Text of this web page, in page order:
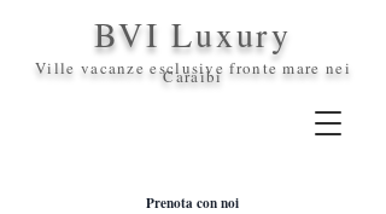
Prenota con noi
BVI Luxury
Ville vacanze esclusive fronte mare nei
Caraibi